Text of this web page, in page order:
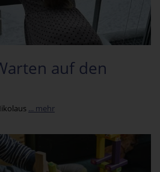
auf den
... mehr